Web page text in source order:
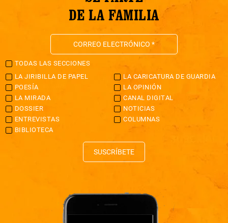
DE LA FAMILIA
TODAS LAS SECCIONES
LA JIRIBILLA DE PAPEL
LA CARICATURA DE GUARDIA
POESÍA
LA OPINIÓN
LA MIRADA
CANAL DIGITAL
DOSSIER
NOTICIAS
ENTREVISTAS
COLUMNAS
BIBLIOTECA
SUSCRÍBETE